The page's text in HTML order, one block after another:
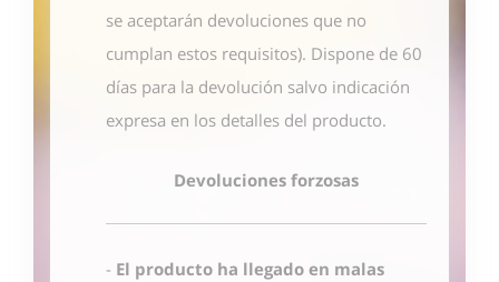
se aceptarán devoluciones que no
cumplan estos requisitos). Dispone de 60
días para la devolución salvo indicación
expresa en los detalles del producto.
Devoluciones forzosas
- El producto ha llegado en malas